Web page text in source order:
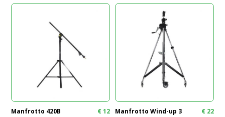
Manfrotto 420B
€12
Manfrotto Wind-up 3
€22